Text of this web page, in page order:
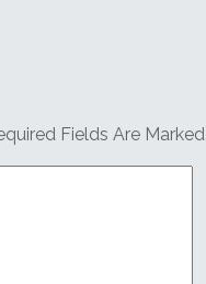
Fields Are Marked